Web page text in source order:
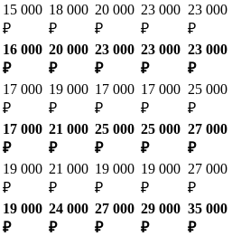
15 000
₽
18 000
₽
20 000
₽
23 000
₽
23 000
₽
16 000
₽
20 000
₽
23 000
₽
23 000
₽
23 000
₽
17 000
₽
19 000
₽
17 000
₽
17 000
₽
25 000
₽
17 000
₽
21 000
₽
25 000
₽
25 000
₽
27 000
₽
19 000
₽
21 000
₽
19 000
₽
19 000
₽
27 000
₽
19 000
₽
24 000
₽
27 000
₽
29 000
₽
35 000
₽